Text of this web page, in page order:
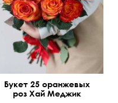
50 см
40 см
Букет 25 оранжевых
роз Хай Меджик